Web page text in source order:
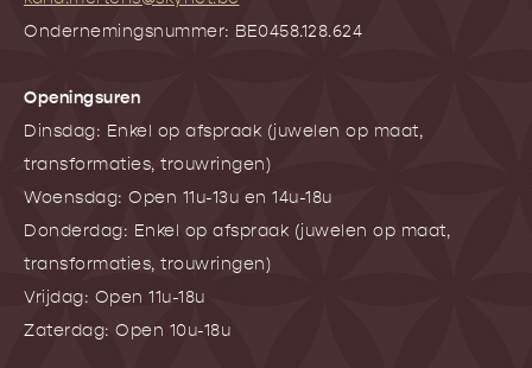
Ondernemingsnummer: BE0458.128.624
Openingsuren
Dinsdag: Enkel op afspraak (juwelen op maat,
transformaties, trouwringen)
Woensdag: Open 11u-13u en 14u-18u
Donderdag: Enkel op afspraak (juwelen op maat,
transformaties, trouwringen)
Vrijdag: Open 11u-18u
Zaterdag: Open 10u-18u